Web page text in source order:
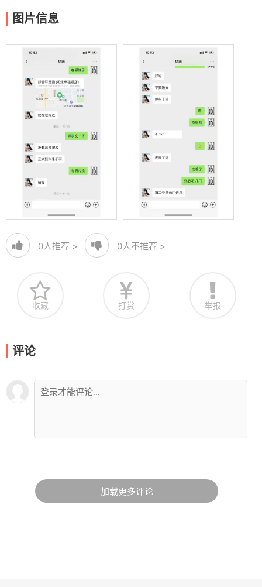
图片信息
0人推荐 > 0人不推荐 >
收藏 打赏 举报
评论
加载更多评论